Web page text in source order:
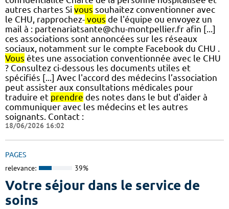
autres chartes Si vous souhaitez conventionner avec
le CHU, rapprochez- vous de l'équipe ou envoyez un
mail à : partenariatsante@chu-montpellier.fr afin [...]
ces associations sont annoncées sur les réseaux
sociaux, notamment sur le compte Facebook du CHU .
Vous êtes une association conventionnée avec le CHU
? Consultez ci-dessous les documents utiles et
spécifiés [...] Avec l'accord des médecins l’association
peut assister aux consultations médicales pour
traduire et prendre des notes dans le but d'aider à
communiquer avec les médecins et les autres
soignants. Contact :
18/06/2026 16:02
PAGES
relevance: 39%
Votre séjour dans le service de
soins